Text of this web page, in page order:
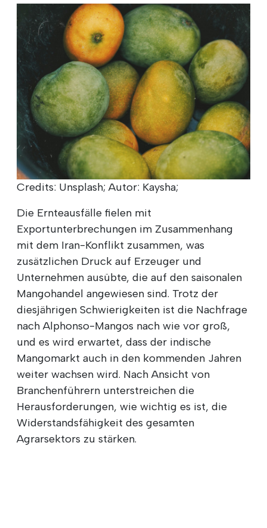
Credits: Unsplash; Autor: Kaysha;
Die Ernteausfälle fielen mit
Exportunterbrechungen im Zusammenhang
mit dem Iran-Konflikt zusammen, was
zusätzlichen Druck auf Erzeuger und
Unternehmen ausübte, die auf den saisonalen
Mangohandel angewiesen sind. Trotz der
diesjährigen Schwierigkeiten ist die Nachfrage
nach Alphonso-Mangos nach wie vor groß,
und es wird erwartet, dass der indische
Mangomarkt auch in den kommenden Jahren
weiter wachsen wird. Nach Ansicht von
Branchenführern unterstreichen die
Herausforderungen, wie wichtig es ist, die
Widerstandsfähigkeit des gesamten
Agrarsektors zu stärken.